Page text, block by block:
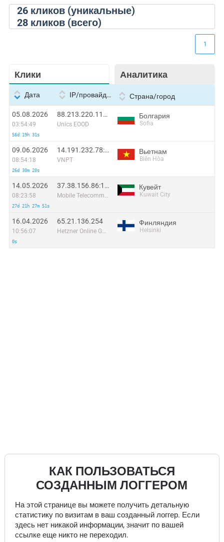
26кликов (уникальные)
28кликов (всего)
Клики Аналитика
1
Дата IP/провайдер Страна/город
05.08.2026
03:54:49
56d 19h 31s
88.213.220.111:60902
Unics EOOD
Болгария
Sofia
09.06.2026
08:54:18
26d 30m 20s
14.191.232.78:7553
VNPT
Вьетнам
Biên Hòa
14.05.2026
08:23:58
27d 21h 27m 51s
37.38.156.86:19928
Mobile Telecommunications Company
Кувейт
Kuwait City
16.04.2026
10:56:07
0s
65.21.136.254
Hetzner Online GmbH
Финляндия
Helsinki
КАК ПОЛЬЗОВАТЬСЯ
СОЗДАННЫМ ЛОГГЕРОМ
На этой странице вы можете получить детальную
статистику по визитам в ваш созданный логгер. Если
здесь нет никакой информации, значит по вашей
ссылке еще никто не переходил.